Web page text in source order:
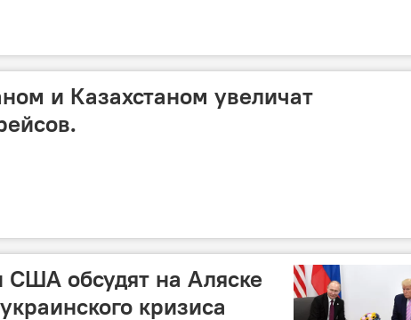
и Казахстаном увеличат
обсудят на Аляске
кризиса